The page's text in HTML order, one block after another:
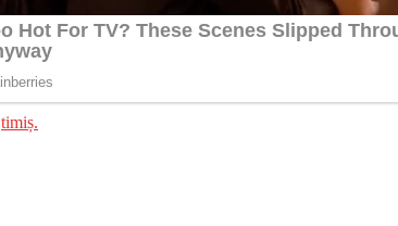
timiș.